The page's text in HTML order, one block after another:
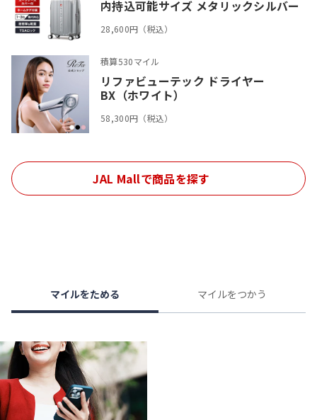
内持込可能サイズ メタリックシルバー
28,600円（税込）
積算530マイル
リファビューテック ドライヤー
BX（ホワイト）
58,300円（税込）
JAL Mallで商品を探す
マイルをためる マイルをつかう